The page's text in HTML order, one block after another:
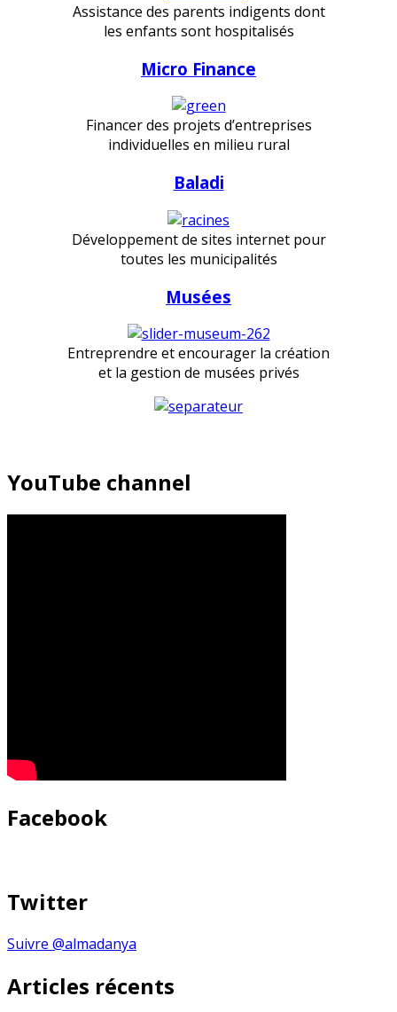
Assistance des parents indigents dont
les enfants sont hospitalisés
Micro Finance
Financer des projets d’entreprises
individuelles en milieu rural
Baladi
Développement de sites internet pour
toutes les municipalités
Musées
Entreprendre et encourager la création
et la gestion de musées privés
YouTube channel
Facebook
Twitter
Suivre @almadanya
Articles récents